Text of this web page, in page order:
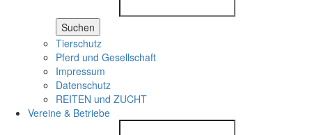
Suchen
Tierschutz
Pferd und Gesellschaft
Impressum
Datenschutz
REITEN und ZUCHT
Vereine & Betriebe